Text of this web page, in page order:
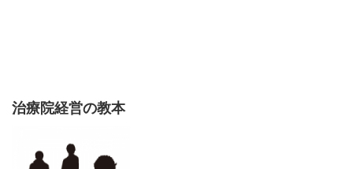
治療院経営の教本